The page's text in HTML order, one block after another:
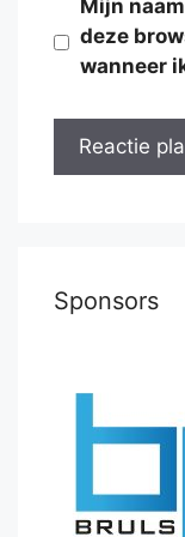
Mijn
deze
wanneer
Sponsors